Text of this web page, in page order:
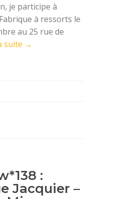
je participe à
à ressorts le
au 25 rue de
suite →
:
Jacquier –